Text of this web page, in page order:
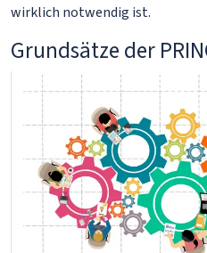
wirklich notwendig ist.
Grundsätze der